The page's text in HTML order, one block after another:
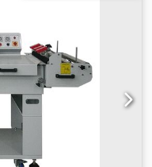
120); розміри
(нетто/брутто)
увагу, що наші
ціни на вживане
своє завдання з
є 30-50 різних нових
що виготовляються
поставки — від
з повною